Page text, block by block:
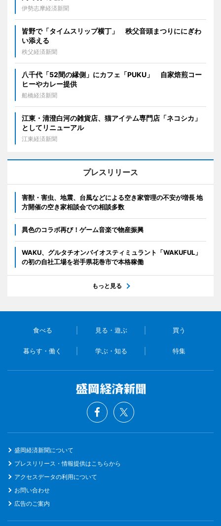
伊勢志摩経済新聞
皆野で「タイムスリップ横丁」 秩父音頭まつりににぎわ
い添える
秩父経済新聞
八千代「52間の縁側」にカフェ「PUKU」 自家焙煎コー
ヒーやカレー提供
船橋経済新聞
江東・清澄白河の雑貨店、猫アイテム専門店「ネコシカ」
としてリニューアル
江東経済新聞
プレスリリース
害獣・害虫、地震、台風などによる空き家管理の不安が増長 地
方開催の空き家相談会での相談多数
異色のコラボ再び！ゲーム音楽で物産振興
WAKU、グルタチオンバイオスティミュラント「WAKUFUL」
の初の自社工場を岩手県花巻市で本格稼働
もっと見る
食べる 見る・遊ぶ 買う
暮らす・働く 学ぶ・知る 特集
盛岡経済新聞について
プレスリリース・情報提供はこちらから
アクセスデータの利用について
お問い合わせ
広告のご案内